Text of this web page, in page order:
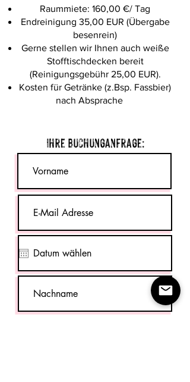
Raummiete: 160,00 €/ Tag
Endreinigung 35,00 EUR (Übergabe
besenrein)
Gerne stellen wir Ihnen auch weiße
Stofftischdecken bereit
(Reinigungsgebühr 25,00 EUR).
Kosten für Getränke (z.Bsp. Fassbier)
nach Absprache
Ihre Buchunganfrage: